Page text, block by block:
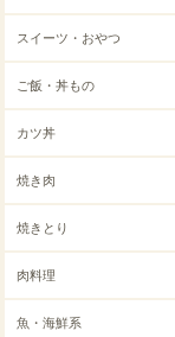
スイーツ・おやつ
ご飯・丼もの
カツ丼
焼き肉
焼きとり
肉料理
魚・海鮮系